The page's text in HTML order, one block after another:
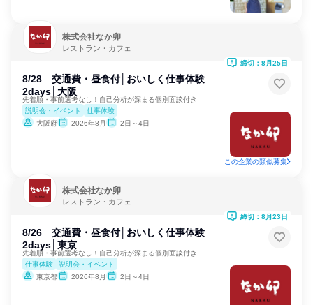
株式会社なか卯
レストラン・カフェ
8/28 交通費・昼食付│おいしく仕事体験
2days│大阪
先着順・事前選考なし！自己分析が深まる個別面談付き
説明会・イベント
仕事体験
大阪府
2026年8月 2日～4日
締切：8月25日
この企業の類似募集
株式会社なか卯
レストラン・カフェ
8/26 交通費・昼食付│おいしく仕事体験
2days│東京
先着順・事前選考なし！自己分析が深まる個別面談付き
仕事体験
説明会・イベント
東京都
2026年8月 2日～4日
締切：8月23日